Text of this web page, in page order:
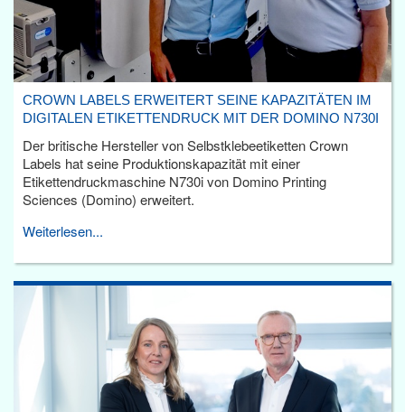
CROWN LABELS ERWEITERT SEINE KAPAZITÄTEN IM
DIGITALEN ETIKETTENDRUCK MIT DER DOMINO N730I
Der britische Hersteller von Selbstklebeetiketten Crown
Labels hat seine Produktionskapazität mit einer
Etikettendruckmaschine N730i von Domino Printing
Sciences (Domino) erweitert.
Weiterlesen...